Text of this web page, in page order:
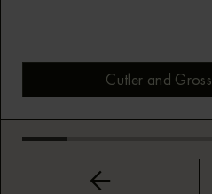
Cutler and Gross
Bekijk montuur